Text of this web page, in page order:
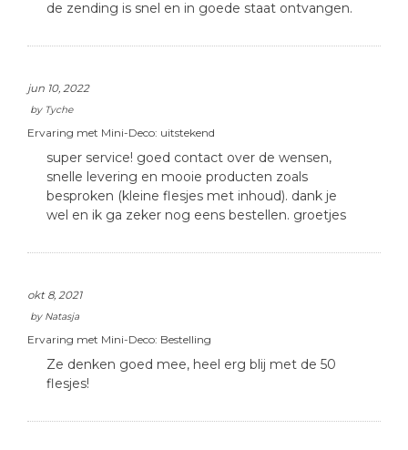
de zending is snel en in goede staat ontvangen.
jun 10, 2022
by Tyche
Ervaring met Mini-Deco: uitstekend
super service! goed contact over de wensen,
snelle levering en mooie producten zoals
besproken (kleine flesjes met inhoud). dank je
wel en ik ga zeker nog eens bestellen. groetjes
okt 8, 2021
by Natasja
Ervaring met Mini-Deco: Bestelling
Ze denken goed mee, heel erg blij met de 50
flesjes!